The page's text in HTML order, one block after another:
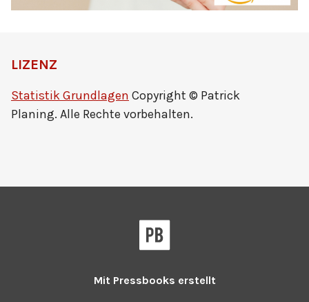
LIZENZ
Statistik Grundlagen Copyright © Patrick
Planing. Alle Rechte vorbehalten.
Mit Pressbooks erstellt